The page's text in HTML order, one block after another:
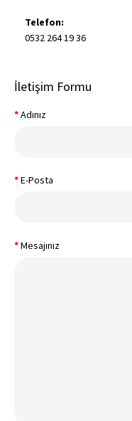
Telefon:
0532 264 19 36
İletişim Formu
Adınız
E-Posta
Mesajınız